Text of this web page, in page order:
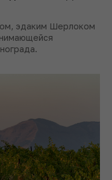
эдаким Шерлоком